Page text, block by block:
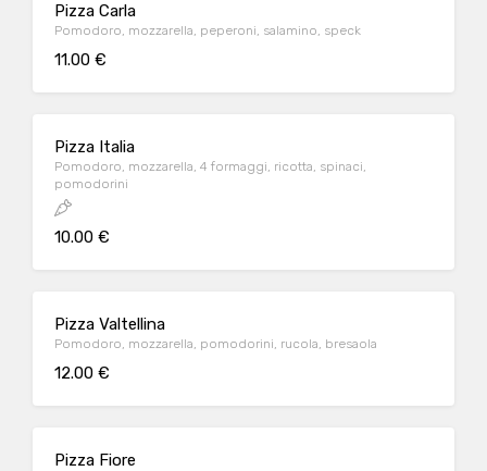
Pizza Carla
Pomodoro, mozzarella, peperoni, salamino, speck
11.00 €
Pizza Italia
Pomodoro, mozzarella, 4 formaggi, ricotta, spinaci,
pomodorini
10.00 €
Pizza Valtellina
Pomodoro, mozzarella, pomodorini, rucola, bresaola
12.00 €
Pizza Fiore